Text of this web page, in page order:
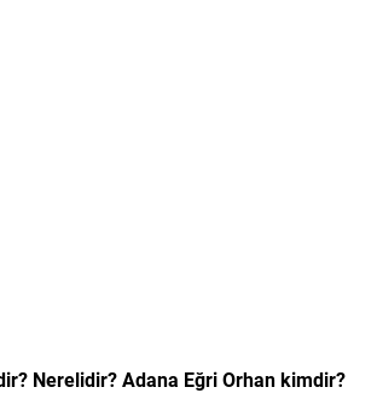
Nerelidir? Adana Eğri Orhan kimdir?